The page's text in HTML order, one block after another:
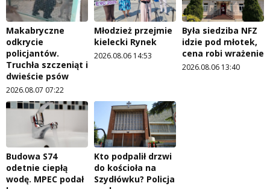
Makabryczne
odkrycie
policjantów.
Truchła szczeniąt i
dwieście psów
2026.08.07 07:22
Młodzież przejmie
kielecki Rynek
2026.08.06 14:53
Była siedziba NFZ
idzie pod młotek,
cena robi wrażenie
2026.08.06 13:40
Budowa S74
odetnie ciepłą
wodę. MPEC podał
Kto podpalił drzwi
do kościoła na
Szydłówku? Policja